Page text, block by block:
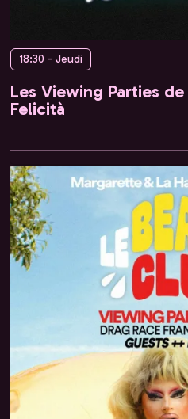
18:30 - Jeudi
Les Viewing Parties
Felicità